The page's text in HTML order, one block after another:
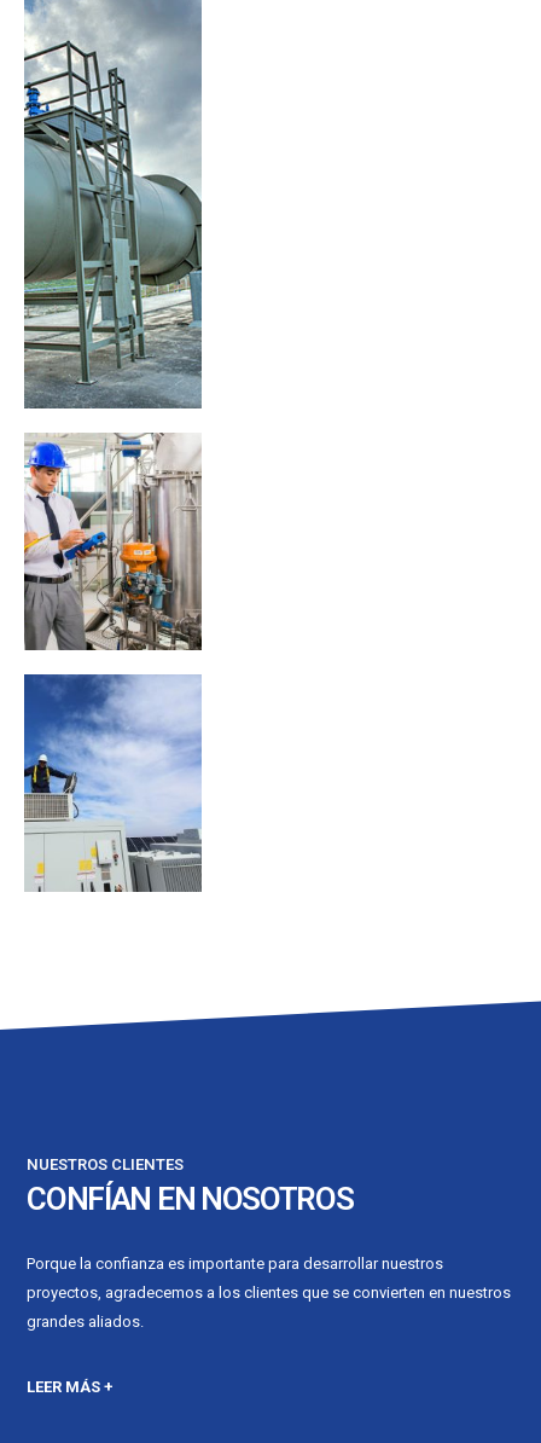
NUESTROS CLIENTES
CONFÍAN EN NOSOTROS
Porque la confianza es importante para desarrollar nuestros
proyectos, agradecemos a los clientes que se convierten en nuestros
grandes aliados.
LEER MÁS +